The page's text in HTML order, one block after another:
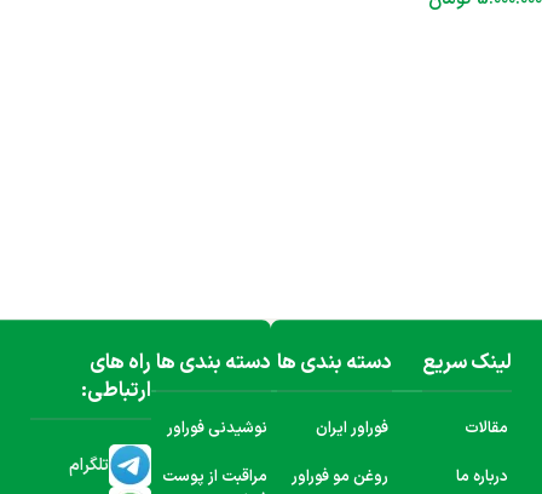
لینک سریع
مقالات
درباره ما
دسته بندی ها
فوراور ایران
روغن مو فوراور
دسته بندی ها
نوشیدنی فوراور
مراقبت از پوست
راه های
ارتباطی:
تلگرام